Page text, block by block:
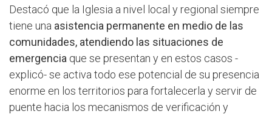
Destacó que la Iglesia a nivel local y regional siempre
tiene una asistencia permanente en medio de las
comunidades, atendiendo las situaciones de
emergencia que se presentan y en estos casos -
explicó- se activa todo ese potencial de su presencia
enorme en los territorios para fortalecerla y servir de
puente hacia los mecanismos de verificación y